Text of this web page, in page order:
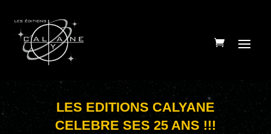
LES EDITIONS CALYANE
CELEBRE SES 25 ANS !!!